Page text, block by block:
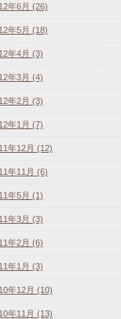
年6月 (26)
年5月 (18)
年4月 (3)
年3月 (4)
年2月 (3)
年1月 (7)
年12月 (12)
年11月 (6)
年5月 (1)
年3月 (3)
年2月 (6)
年1月 (3)
年12月 (10)
年11月 (13)